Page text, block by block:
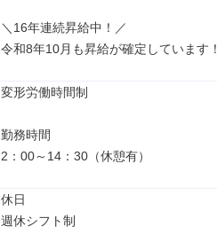
＼16年連続昇給中！／
令和8年10月も昇給が確定しています！
変形労働時間制
勤務時間
2：00～14：30（休憩有）
休日
週休シフト制